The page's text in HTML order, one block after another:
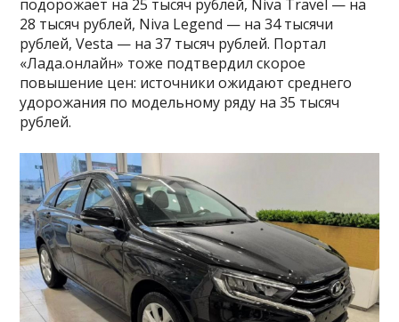
подорожает на 25 тысяч рублей, Niva Travel — на
28 тысяч рублей, Niva Legend — на 34 тысячи
рублей, Vesta — на 37 тысяч рублей. Портал
«Лада.онлайн» тоже подтвердил скорое
повышение цен: источники ожидают среднего
удорожания по модельному ряду на 35 тысяч
рублей.